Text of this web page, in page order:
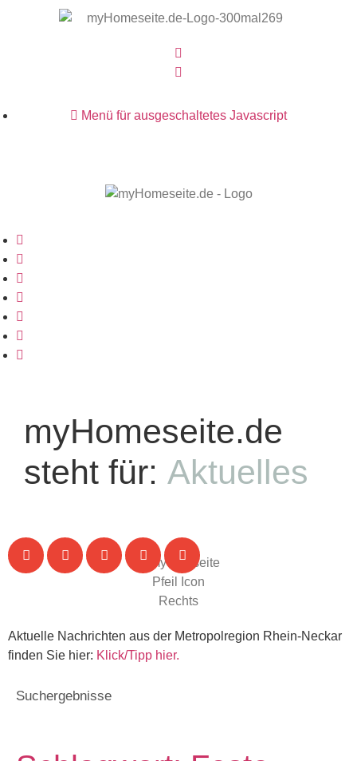
Menü für ausgeschaltetes Javascript
myHomeseite.de
steht für: Aktuelles
Aktuelle Nachrichten aus der Metropolregion Rhein-Neckar
finden Sie hier: Klick/Tipp hier.
Suchergebnisse